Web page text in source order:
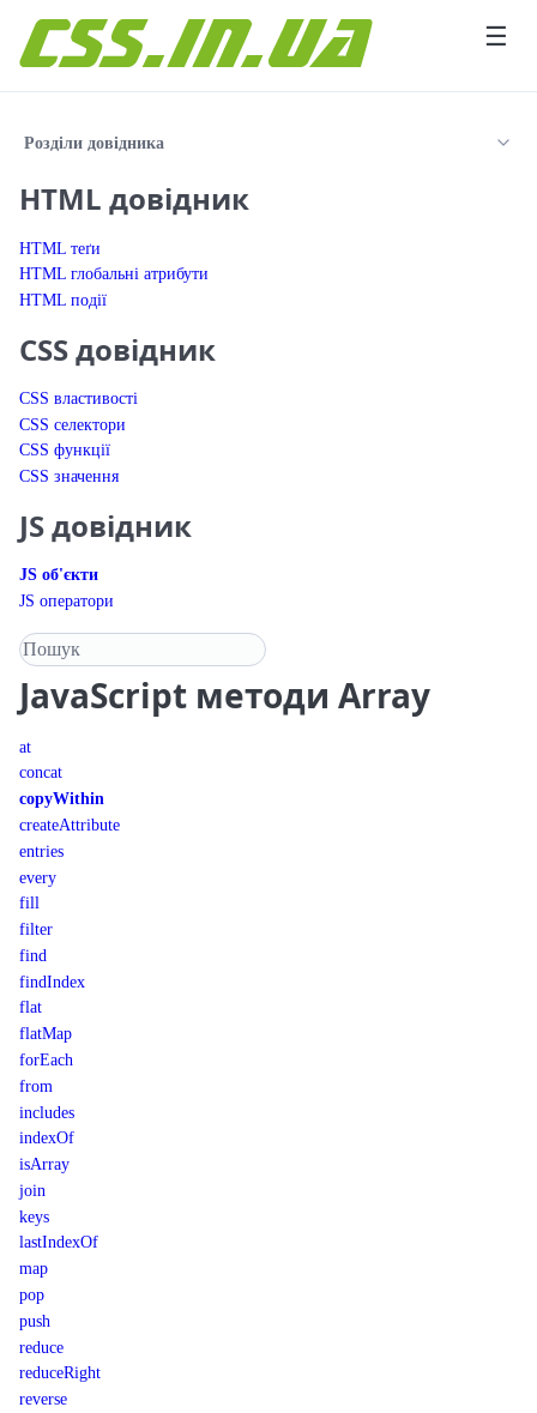
☰
Розділи довідника
HTML довідник
HTML теґи
HTML глобальні атрибути
HTML події
CSS довідник
CSS властивості
CSS селектори
CSS функції
CSS значення
JS довідник
JS об'єкти
JS оператори
Пошук у довіднику
JavaScript методи Array
at
concat
copyWithin
createAttribute
entries
every
fill
filter
find
findIndex
flat
flatMap
forEach
from
includes
indexOf
isArray
join
keys
lastIndexOf
map
pop
push
reduce
reduceRight
reverse